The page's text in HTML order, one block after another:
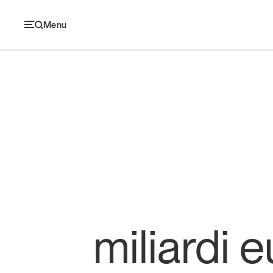
Menu
Retail e brand
Sostenibilitàmiliardi